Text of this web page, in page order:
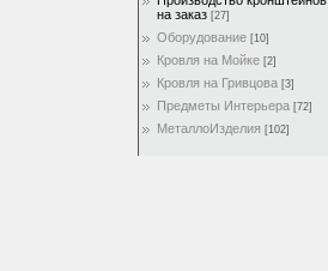
на заказ [27]
Оборудование [10]
Кровля на Мойке [2]
Кровля на Гривцова [3]
Предметы Интерьера [72]
МеталлоИзделия [102]